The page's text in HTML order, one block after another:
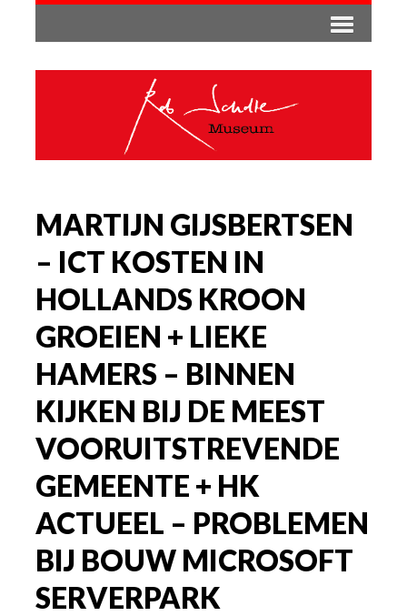
MARTIJN GIJSBERTSEN
– ICT KOSTEN IN
HOLLANDS KROON
GROEIEN + LIEKE
HAMERS – BINNEN
KIJKEN BIJ DE MEEST
VOORUITSTREVENDE
GEMEENTE + HK
ACTUEEL – PROBLEMEN
BIJ BOUW MICROSOFT
SERVERPARK